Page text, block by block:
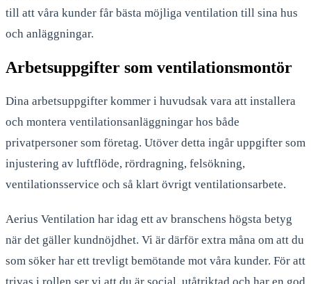
till att våra kunder får bästa möjliga ventilation till sina hus
och anläggningar.
Arbetsuppgifter som ventilationsmontör
Dina arbetsuppgifter kommer i huvudsak vara att installera
och montera ventilationsanläggningar hos både
privatpersoner som företag. Utöver detta ingår uppgifter som
injustering av luftflöde, rördragning, felsökning,
ventilationsservice och så klart övrigt ventilationsarbete.
Aerius Ventilation har idag ett av branschens högsta betyg
när det gäller kundnöjdhet. Vi är därför extra måna om att du
som söker har ett trevligt bemötande mot våra kunder. För att